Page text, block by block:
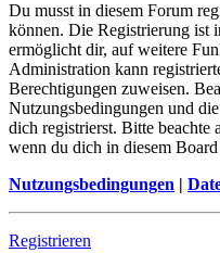
Du musst in diesem Forum
können. Die Registrierung ist
ermöglicht dir, auf weitere
Administration kann
Berechtigungen zuweisen.
Nutzungsbedingungen und
dich registrierst. Bitte beachte
wenn du dich in diesem Board
Nutzungsbedingungen |
Registrieren